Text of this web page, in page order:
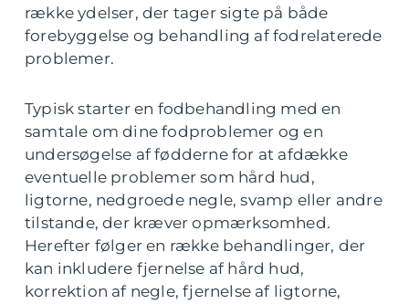
række ydelser, der tager sigte på både
forebyggelse og behandling af fodrelaterede
problemer.
Typisk starter en fodbehandling med en
samtale om dine fodproblemer og en
undersøgelse af fødderne for at afdække
eventuelle problemer som hård hud,
ligtorne, nedgroede negle, svamp eller andre
tilstande, der kræver opmærksomhed.
Herefter følger en række behandlinger, der
kan inkludere fjernelse af hård hud,
korrektion af negle, fjernelse af ligtorne,